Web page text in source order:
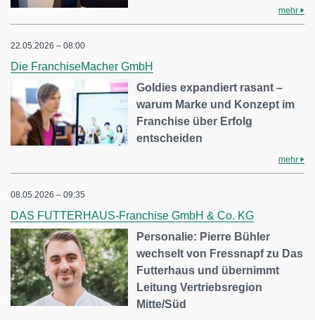
mehr
22.05.2026 – 08:00
Die FranchiseMacher GmbH
Goldies expandiert rasant –
warum Marke und Konzept im
Franchise über Erfolg
entscheiden
mehr
08.05.2026 – 09:35
DAS FUTTERHAUS-Franchise GmbH & Co. KG
Personalie: Pierre Bühler
wechselt von Fressnapf zu Das
Futterhaus und übernimmt
Leitung Vertriebsregion
Mitte/Süd